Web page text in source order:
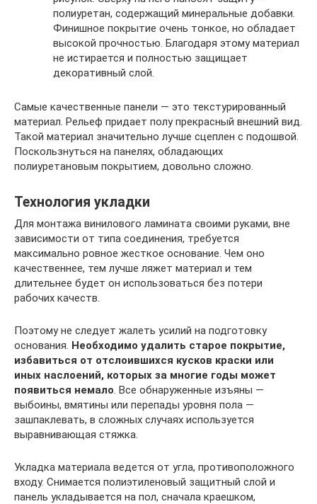
полиуретан, содержащий минеральные добавки.
Финишное покрытие очень тонкое, но обладает
высокой прочностью. Благодаря этому материал
не истирается и полностью защищает
декоративный слой.
Самые качественные панели — это текстурированный
материал. Рельеф придает полу прекрасный внешний вид.
Такой материал значительно лучше сцеплен с подошвой.
Поскользнуться на панелях, обладающих
полиуретановым покрытием, довольно сложно.
Технология укладки
Для монтажа винилового ламината своими руками, вне
зависимости от типа соединения, требуется
максимально ровное жесткое основание. Чем оно
качественнее, тем лучше ляжет материал и тем
длительнее будет он использоваться без потери
рабочих качеств.
Поэтому не следует жалеть усилий на подготовку
основания. Необходимо удалить старое покрытие,
избавиться от отслоившихся кусков краски или
иных наслоений, которых за многие годы может
появиться немало. Все обнаруженные изъяны —
выбоины, вмятины или перепады уровня пола —
зашпаклевать, в сложных случаях используется
выравнивающая стяжка.
Укладка материала ведется от угла, противоположного
входу. Снимается полиэтиленовый защитный слой и
панель укладывается на пол, сначала краешком,